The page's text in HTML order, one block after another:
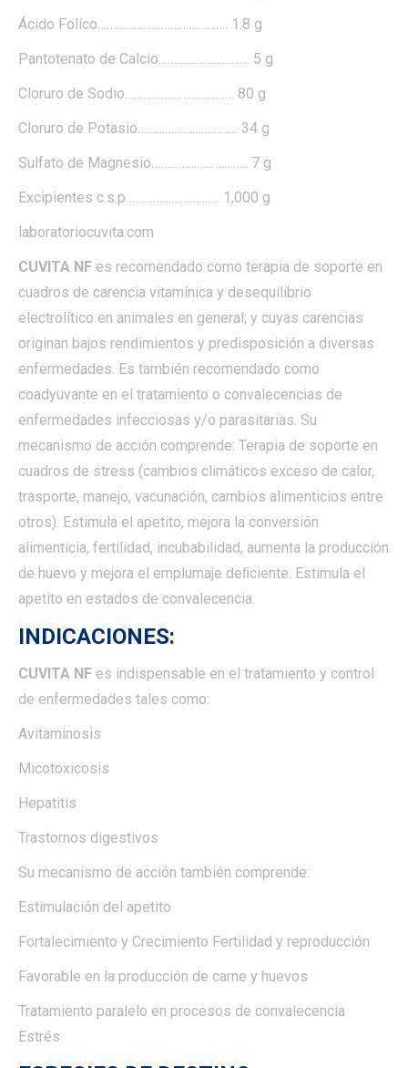
Ácido Folíco……………………………………. 1.8 g
Pantotenato de Calcio………………………… 5 g
Cloruro de Sodio……………………………… 80 g
Cloruro de Potasio…………………………… 34 g
Sulfato de Magnesio………………………….. 7 g
Excipientes c.s.p…………………………. 1,000 g
laboratoriocuvita.com
CUVITA NF es recomendado como terapia de soporte en
cuadros de carencia vitamínica y desequilibrio
electrolítico en animales en general; y cuyas carencias
originan bajos rendimientos y predisposición a diversas
enfermedades. Es también recomendado como
coadyuvante en el tratamiento o convalecencias de
enfermedades infecciosas y/o parasitarias. Su
mecanismo de acción comprende: Terapia de soporte en
cuadros de stress (cambios climáticos exceso de calor,
trasporte, manejo, vacunación, cambios alimenticios entre
otros). Estimula el apetito, mejora la conversión
alimenticia, fertilidad, incubabilidad, aumenta la producción
de huevo y mejora el emplumaje deﬁciente. Estimula el
apetito en estados de convalecencia.
INDICACIONES:
CUVITA NF es indispensable en el tratamiento y control
de enfermedades tales como:
Avitaminosis
Micotoxicosis
Hepatitis
Trastornos digestivos
Su mecanismo de acción también comprende:
Estimulación del apetito
Fortalecimiento y Crecimiento Fertilidad y reproducción
Favorable en la producción de carne y huevos
Tratamiento paralelo en procesos de convalecencia
Estrés